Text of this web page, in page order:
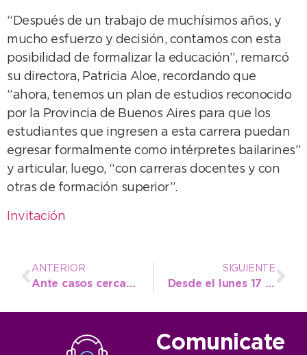
“Después de un trabajo de muchísimos años, y
mucho esfuerzo y decisión, contamos con esta
posibilidad de formalizar la educación”, remarcó
su directora, Patricia Aloe, recordando que
“ahora, tenemos un plan de estudios reconocido
por la Provincia de Buenos Aires para que los
estudiantes que ingresen a esta carrera puedan
egresar formalmente como intérpretes bailarines”
y articular, luego, “con carreras docentes y con
otras de formación superior”.
Invitación
ANTERIOR
Ante casos cercanos de rabia en murciélagos, Bromatología recuerda medidas preventivas
SIGUIENTE
Desde el lunes 17 de marzo se realiza la inscripción y renovación al Boleto Estudiantil Gratuito
Comunicate